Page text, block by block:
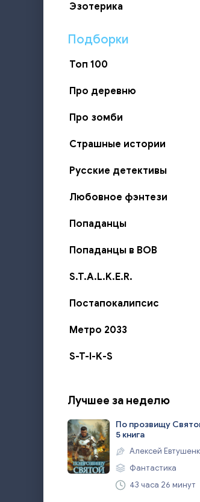
Эзотерика
Подборки
Топ 100
Про деревню
Про зомби
Страшные истории
Русские детективы
Любовное фэнтези
Попаданцы
Попаданцы в ВОВ
S.T.A.L.K.E.R.
Постапокалипсис
Метро 2033
S-T-I-K-S
Лучшее за неделю
По прозвищу
5 книга
Алексей
Фантастика
43 часа 26 минут